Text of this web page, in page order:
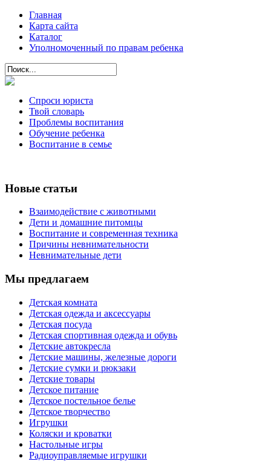
Главная
Карта сайта
Каталог
Уполномоченный по правам ребенка
Спроси юриста
Твой словарь
Проблемы воспитания
Обучение ребенка
Воспитание в семье
Новые статьи
Взаимодействие с животными
Дети и домашние питомцы
Воспитание и современная техника
Причины невнимательности
Невнимательные дети
Мы предлагаем
Детская комната
Детская одежда и аксессуары
Детская посуда
Детская спортивная одежда и обувь
Детские автокресла
Детские машины, железные дороги
Детские сумки и рюкзаки
Детские товары
Детское питание
Детское постельное белье
Детское творчество
Игрушки
Коляски и кроватки
Настольные игры
Радиоуправляемые игрушки